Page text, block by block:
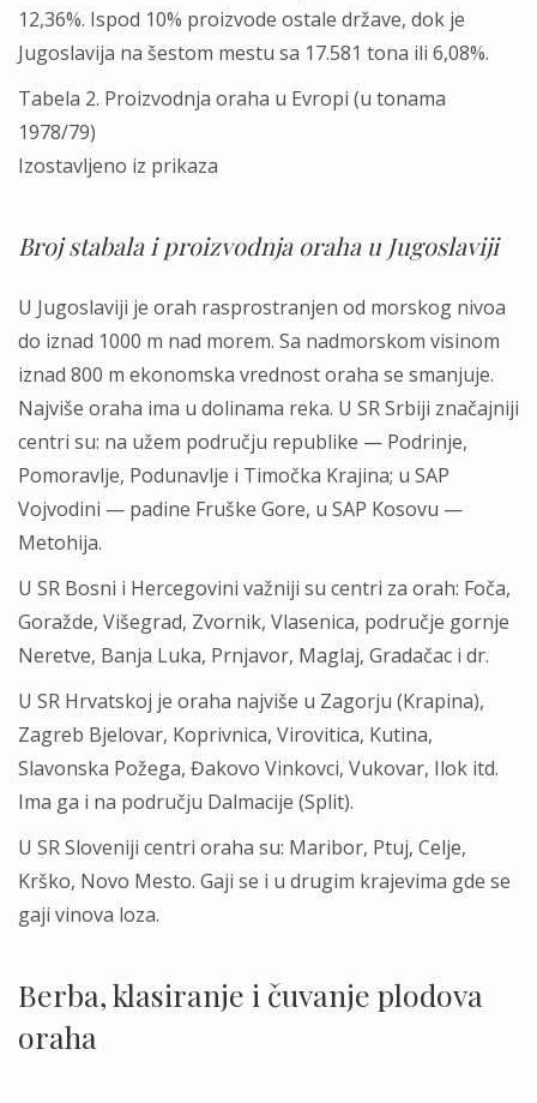
12,36%. Ispod 10% proizvode ostale države, dok je
Jugoslavija na šestom mestu sa 17.581 tona ili 6,08%.
Tabela 2. Proizvodnja oraha u Evropi (u tonama
1978/79)
Izostavljeno iz prikaza
Broj stabala i proizvodnja oraha u Jugoslaviji
U Jugoslaviji je orah rasprostranjen od morskog nivoa
do iznad 1000 m nad morem. Sa nadmorskom visinom
iznad 800 m ekonomska vrednost oraha se smanjuje.
Najviše oraha ima u dolinama reka. U SR Srbiji značajniji
centri su: na užem području republike — Podrinje,
Pomoravlje, Podunavlje i Timočka Krajina; u SAP
Vojvodini — padine Fruške Gore, u SAP Kosovu —
Metohija.
U SR Bosni i Hercegovini važniji su centri za orah: Foča,
Goražde, Višegrad, Zvornik, Vlasenica, područje gornje
Neretve, Banja Luka, Prnjavor, Maglaj, Gradačac i dr.
U SR Hrvatskoj je oraha najviše u Zagorju (Krapina),
Zagreb Bjelovar, Koprivnica, Virovitica, Kutina,
Slavonska Požega, Đakovo Vinkovci, Vukovar, Ilok itd.
Ima ga i na području Dalmacije (Split).
U SR Sloveniji centri oraha su: Maribor, Ptuj, Celje,
Krško, Novo Mesto. Gaji se i u drugim krajevima gde se
gaji vinova loza.
Berba, klasiranje i čuvanje plodova
oraha